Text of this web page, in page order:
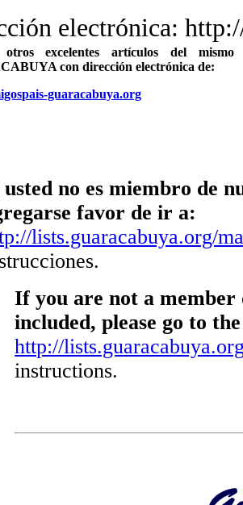
electrónica:
excelentes artículos del
con dirección electrónica de:
guaracabuya.org
usted no es miembro de
favor de ir a:
lists.guaracabuya.org/
If you are not a
included, please go to
http://
instructions.